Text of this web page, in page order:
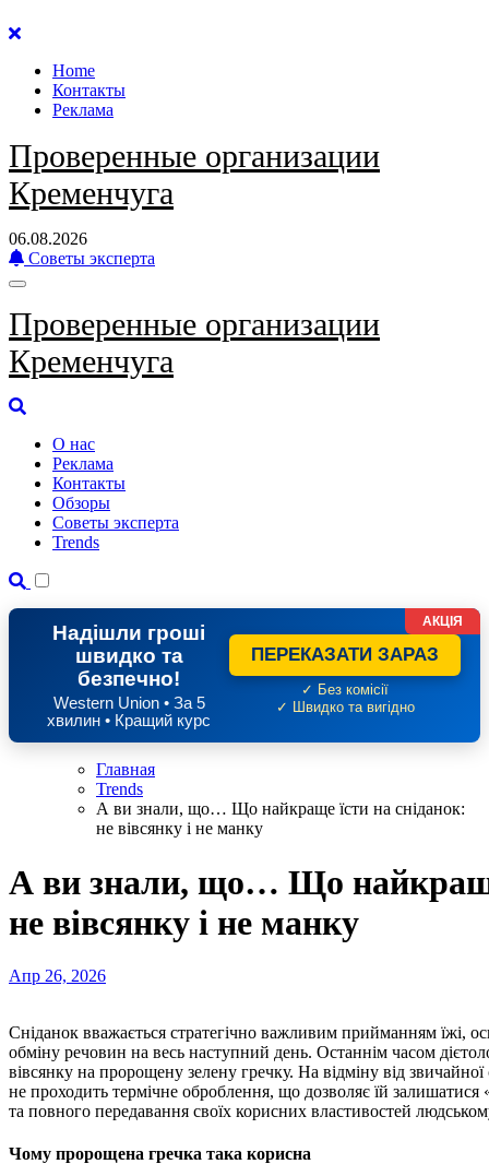
Перейти
содержанию
Home
Контакты
Реклама
Проверенные организации
Кременчуга
06.08.2026
Советы эксперта
Проверенные организации
Кременчуга
О нас
Реклама
Контакты
Обзоры
Советы эксперта
Trends
Надішли гроші
швидко та
безпечно!
Western Union • За 5
хвилин • Кращий курс
ПЕРЕКАЗАТИ ЗАРАЗ
✓ Без комісії
✓ Швидко та вигідно
АКЦІЯ
Главная
Trends
А ви знали, що… Що найкраще їсти на сніданок:
не вівсянку і не манку
А ви знали, що… Що найкраще
не вівсянку і не манку
Апр 26, 2026
Сніданок вважається стратегічно важливим прийманням їжі, оскільки він визначає рівень енергії та стабільність
обміну речовин на весь наступний день. Останнім часом
вівсянку на пророщену зелену гречку. На відміну від
не проходить термічне оброблення, що дозволяє їй
та повного передавання своїх корисних властивостей
Чому пророщена гречка така корисна